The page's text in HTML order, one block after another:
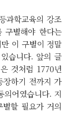
과학교육의 강조
별해야 한다는
이 구별이 정말
습니다. 앞의 글
것처럼 1770년
장하기 전까지 가
의어였습니다. 지
할 필요가 거의